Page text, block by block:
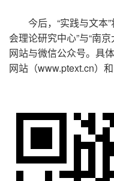
今后，“实践与文本
会理论研究中心”与“南
网站与微信公众号。具
网站（www.ptext.cn）和